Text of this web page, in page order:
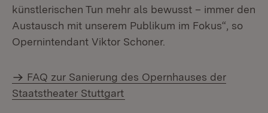
künstlerischen Tun mehr als bewusst – immer den
Austausch mit unserem Publikum im Fokus“, so
Opernintendant Viktor Schoner.
FAQ zur Sanierung des Opernhauses der
Staatstheater Stuttgart